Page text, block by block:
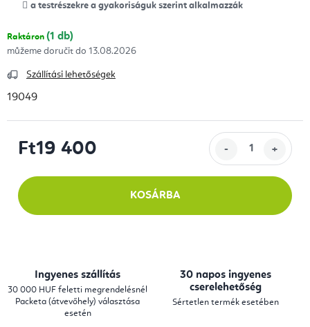
a testrészekre a gyakoriságuk szerint alkalmazzák
Raktáron (1 db)
13.08.2026
Szállítási lehetőségek
19049
Ft19 400
KOSÁRBA
Ingyenes szállítás
30 000 HUF feletti megrendelésnél
Packeta (átvevőhely) választása
esetén
30 napos ingyenes
cserelehetőség
Sértetlen termék esetében